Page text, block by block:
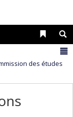
Liens
des études